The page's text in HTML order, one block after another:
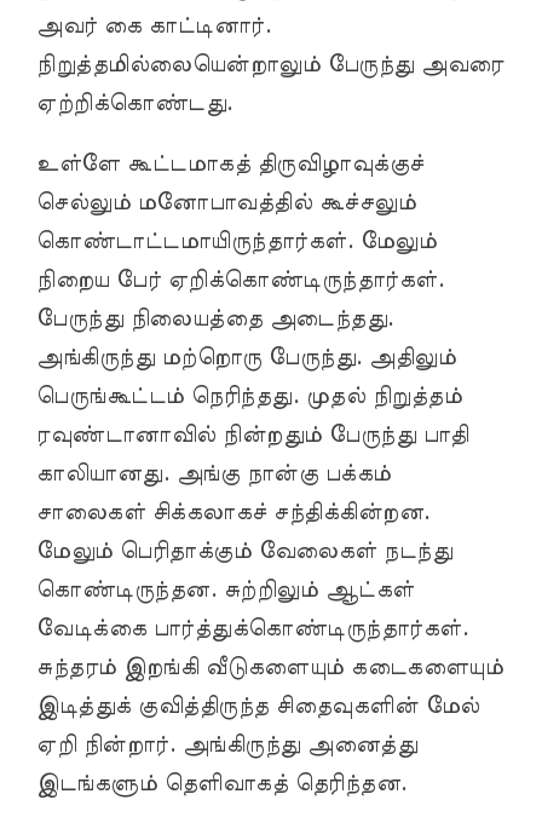
அவர் கை காட்டினார்.
நிறுத்தமில்லையென்றாலும் பேருந்து அவரை
ஏற்றிக்கொண்டது.
உள்ளே கூட்டமாகத் திருவிழாவுக்குச்
செல்லும் மனோபாவத்தில் கூச்சலும்
கொண்டாட்டமாயிருந்தார்கள். மேலும்
நிறைய பேர் ஏறிக்கொண்டிருந்தார்கள்.
பேருந்து நிலையத்தை அடைந்தது.
அங்கிருந்து மற்றொரு பேருந்து. அதிலும்
பெருங்கூட்டம் நெரிந்தது. முதல் நிறுத்தம்
ரவுண்டானாவில் நின்றதும் பேருந்து பாதி
காலியானது. அங்கு நான்கு பக்கம்
சாலைகள் சிக்கலாகச் சந்திக்கின்றன.
மேலும் பெரிதாக்கும் வேலைகள் நடந்து
கொண்டிருந்தன. சுற்றிலும் ஆட்கள்
வேடிக்கை பார்த்துக்கொண்டிருந்தார்கள்.
சுந்தரம் இறங்கி வீடுகளையும் கடைகளையும்
இடித்துக் குவித்திருந்த சிதைவுகளின் மேல்
ஏறி நின்றார். அங்கிருந்து அனைத்து
இடங்களும் தெளிவாகத் தெரிந்தன.